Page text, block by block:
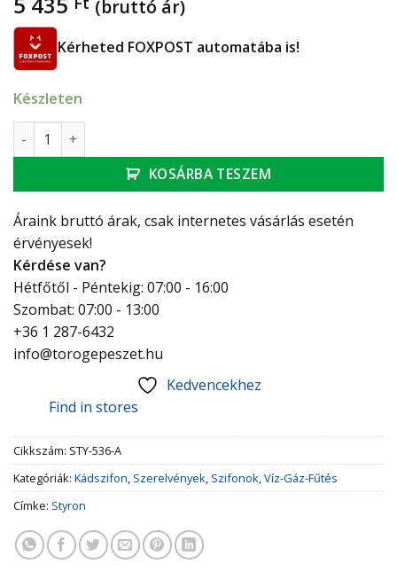
(bruttó ár)
Kérheted FOXPOST automatába is!
Készleten
Automata kádszifon, krómozott, szifon nélkül mennyiség
KOSÁRBA TESZEM
Áraink bruttó árak, csak internetes vásárlás esetén
érvényesek!
Kérdése van?
Hétfőtől - Péntekig: 07:00 - 16:00
Szombat: 07:00 - 13:00
+36 1 287-6432
info@torogepeszet.hu
Kedvencekhez
Find in stores
Cikkszám: STY-536-A
Kategóriák: Kádszifon, Szerelvények, Szifonok,Víz-Gáz-Fűtés
Címke: Styron